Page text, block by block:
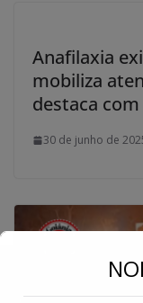
Anafilaxia
mobiliza
destaca
30 de junho de